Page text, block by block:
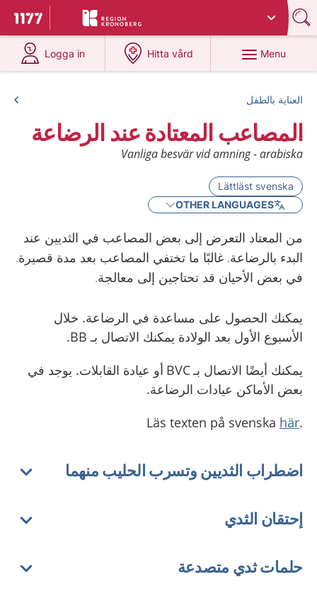
To start page for 1177
Du har valt region
Logga in
at 1177.se
Hitta vård
at 1177.se
Menu
العناية بالطفل
المصاعب المعتادة عند الرضاعة
Vanliga besvär vid amning - arabiska
Lättläst svenska
OTHER LANGUAGES
من المعتاد التعرض إلى بعض المصاعب في الثديين عند
البدء بالرضاعة. غالبًا ما تختفي المصاعب بعد مدة قصيرة.
في بعض الأحيان قد تحتاجين إلى معالجة.
يمكنك الحصول على مساعدة في الرضاعة. خلال
الأسبوع الأول بعد الولادة يمكنك الاتصال بـ BB.
يمكنك أيضًا الاتصال بـ BVC أو عيادة القابلات. يوجد في
بعض الأماكن عيادات الرضاعة.
.Läs texten på svenska
här
اضطراب الثديين وتسرب الحليب منهما
إحتقان الثدي
حلمات ثدي متصدعة